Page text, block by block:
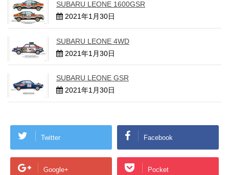
SUBARU LEONE 1600GSR
2021年1月30日
SUBARU LEONE 4WD
2021年1月30日
SUBARU LEONE GSR
2021年1月30日
Twitter Facebook
Google+ Pocket